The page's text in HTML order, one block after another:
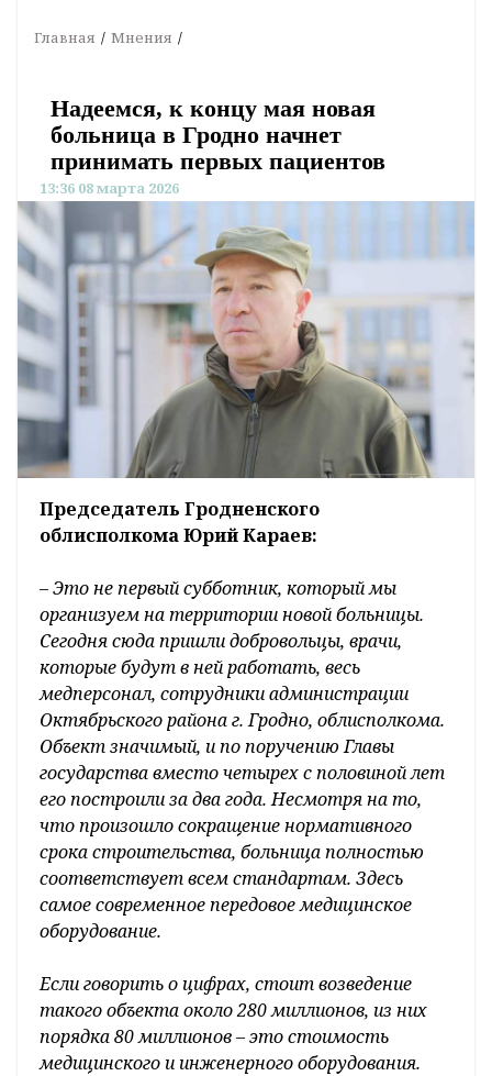
Главная Мнения
Надеемся, к концу мая новая
больница в Гродно начнет
принимать первых пациентов
13:36 08 марта 2026
Председатель Гродненского
облисполкома Юрий Караев:
– Это не первый субботник, который мы
организуем на территории новой больницы.
Сегодня сюда пришли добровольцы, врачи,
которые будут в ней работать, весь
медперсонал, сотрудники администрации
Октябрьского района г. Гродно, облисполкома.
Объект значимый, и по поручению Главы
государства вместо четырех с половиной лет
его построили за два года. Несмотря на то,
что произошло сокращение нормативного
срока строительства, больница полностью
соответствует всем стандартам. Здесь
самое современное передовое медицинское
оборудование.
Если говорить о цифрах, стоит возведение
такого объекта около 280 миллионов, из них
порядка 80 миллионов – это стоимость
медицинского и инженерного оборудования.